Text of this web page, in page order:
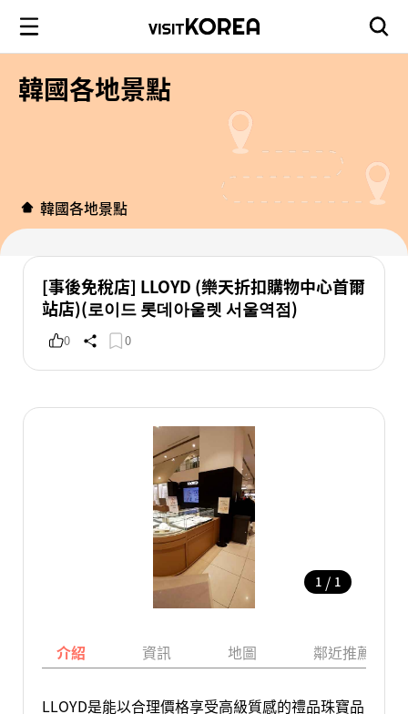
韓國各地景點
韓國各地景點
[事後免稅店] LLOYD (樂天折扣購物中心首爾
站店)(로이드 롯데아울렛 서울역점)
0 0
1 / 1
介紹 資訊 地圖 鄰近推薦景點
LLOYD是能以合理價格享受高級質感的禮品珠寶品